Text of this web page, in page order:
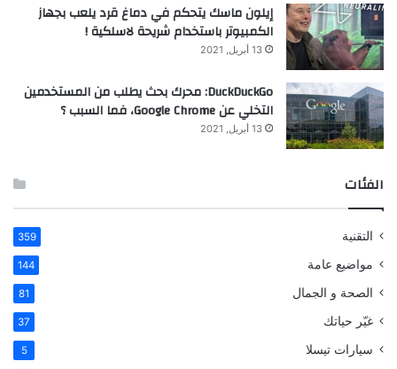
إيلون ماسك يتحكم في دماغ قرد يلعب بجهاز
الكمبيوتر باستخدام شريحة لاسلكية !
13 أبريل, 2021
DuckDuckGo: محرك بحث يطلب من المستخدمين
التخلي عن Google Chrome، فما السبب ؟
13 أبريل, 2021
الفئات
التقنية 359
مواضيع عامة 144
الصحة و الجمال 81
غيّر حياتك 37
سيارات تيسلا 5